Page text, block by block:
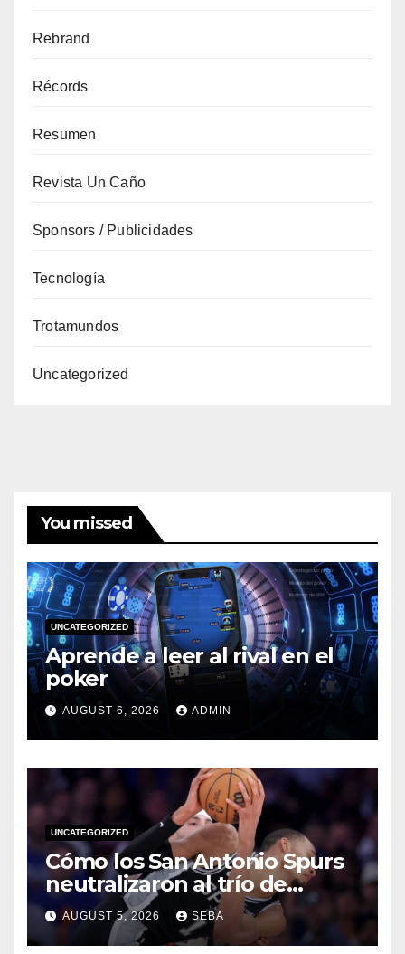
Rebrand
Récords
Resumen
Revista Un Caño
Sponsors / Publicidades
Tecnología
Trotamundos
Uncategorized
You missed
UNCATEGORIZED
Aprende a leer al rival en el
poker
AUGUST 6, 2026 ADMIN
UNCATEGORIZED
Cómo los San Antonio Spurs
neutralizaron al trío de
estrellas de los Miami Heat
en las Finales de 2014
AUGUST 5, 2026 SEBA